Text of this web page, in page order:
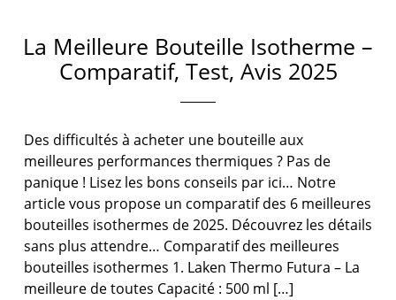
La Meilleure Bouteille Isotherme –
Comparatif, Test, Avis 2025
Des difficultés à acheter une bouteille aux
meilleures performances thermiques ? Pas de
panique ! Lisez les bons conseils par ici… Notre
article vous propose un comparatif des 6 meilleures
bouteilles isothermes de 2025. Découvrez les détails
sans plus attendre… Comparatif des meilleures
bouteilles isothermes 1. Laken Thermo Futura – La
meilleure de toutes Capacité : 500 ml […]